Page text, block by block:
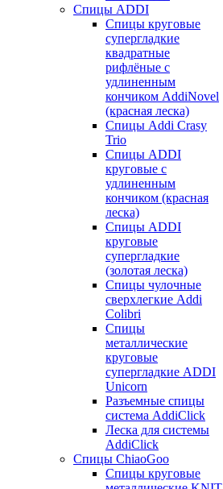
Спицы ADDI
Спицы круговые
супергладкие
квадратные
рифлёные с
удлиненным
кончиком AddiNovel
(красная леска)
Спицы Addi Crasy
Trio
Спицы ADDI
круговые с
удлиненным
кончиком (красная
леска)
Спицы ADDI
круговые
супергладкие
(золотая леска)
Спицы чулочные
сверхлегкие Addi
Colibri
Спицы
металлические
круговые
супергладкие ADDI
Unicorn
Разъемные спицы
система AddiClick
Леска для системы
AddiClick
Спицы ChiaoGoo
Спицы круговые